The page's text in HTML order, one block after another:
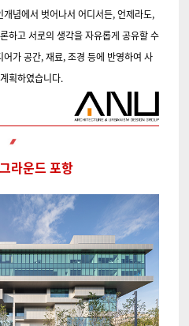
념에서 벗어나서 어디서든, 언제라도,
하고 서로의 생각을 자유롭게 공유할 수
가 공간, 재료, 조경 등에 반영하여 사
획하였습니다.
라운드 포항